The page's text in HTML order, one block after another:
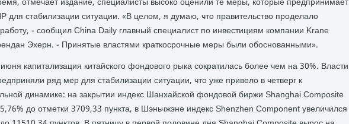
для стабилизации ситуации. «В целом, я думаю, что правительство проделало
- сообщил China Daily главный специалист по инвестициям компании Krane
Эхерн. - Принятые властями краткосрочные меры были обоснованными».
капитализация китайского фондового рыка сократилась более чем на 30%. Власти
ряд мер для стабилизации ситуации, что уже привело в четверг к
динамике: на закрытии индекс Шанхайской фондовой биржи Shanghai Composite
до отметки 3709,33 пункта, в Шэньчжэне индекс Shenzhen Component увеличился